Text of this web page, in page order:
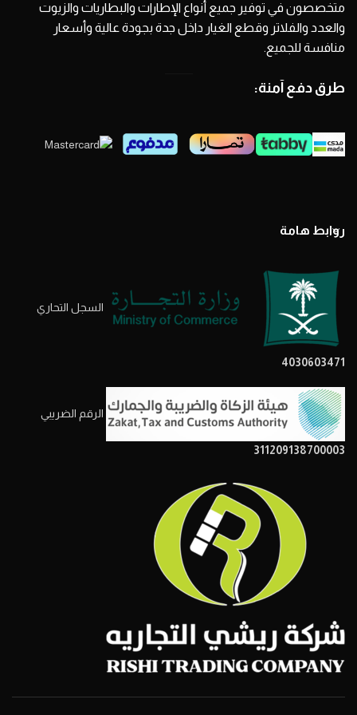
متخصصون في توفير جميع أنواع الإطارات والبطاريات والزيوت
والعدد والفلاتر وقطع الغيار داخل جدة بجودة عالية وأسعار
منافسة للجميع.
طرق دفع آمنة:
روابط هامة
السجل التحاري
4030603471
الرقم الضريبي
311209138700003